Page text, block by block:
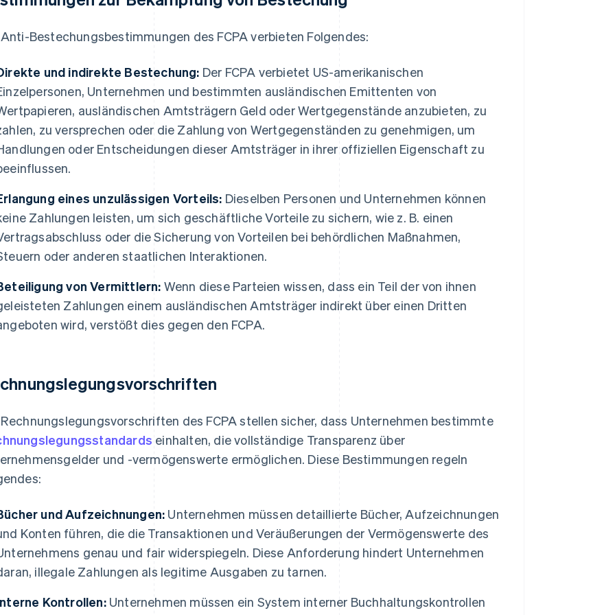
Bestechungsbestimmungen des FCPA verbieten Folgendes:
und indirekte Bestechung: Der FCPA verbietet US-amerikanischen
Unternehmen und bestimmten ausländischen Emittenten von
ausländischen Amtsträgern Geld oder Wertgegenstände anzubieten, zu
zu versprechen oder die Zahlung von Wertgegenständen zu genehmigen, um
oder Entscheidungen dieser Amtsträger in ihrer offiziellen Eigenschaft zu
eines unzulässigen Vorteils: Dieselben Personen und Unternehmen können
Zahlungen leisten, um sich geschäftliche Vorteile zu sichern, wie z. B. einen
oder die Sicherung von Vorteilen bei behördlichen Maßnahmen,
oder anderen staatlichen Interaktionen.
von Vermittlern: Wenn diese Parteien wissen, dass ein Teil der von ihnen
Zahlungen einem ausländischen Amtsträger indirekt über einen Dritten
wird, verstößt dies gegen den FCPA.
des FCPA stellen sicher, dass Unternehmen bestimmte
einhalten, die vollständige Transparenz über
und -vermögenswerte ermöglichen. Diese Bestimmungen regeln
und Aufzeichnungen: Unternehmen müssen detaillierte Bücher, Aufzeichnungen
Konten führen, die die Transaktionen und Veräußerungen der Vermögenswerte des
genau und fair widerspiegeln. Diese Anforderung hindert Unternehmen
illegale Zahlungen als legitime Ausgaben zu tarnen.
Kontrollen:Unternehmen müssen ein System interner Buchhaltungskontrollen